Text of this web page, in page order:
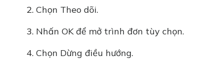
Chọn Theo dõi.
Nhấn OK để mở trình đơn tùy chọn.
Chọn Dừng điều hướng.